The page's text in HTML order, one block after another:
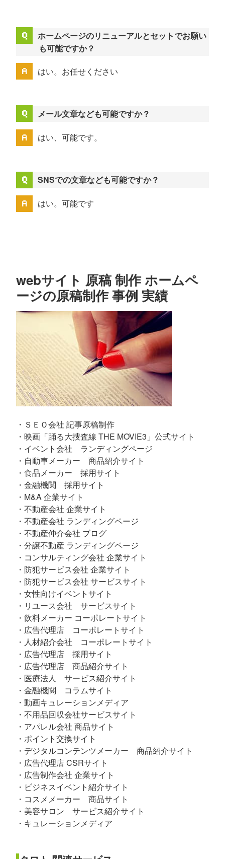
ホームページのリニューアルとセットでお願い
も可能ですか？
はい。お任せください
メール文章なども可能ですか？
はい、可能です。
SNSでの文章なども可能ですか？
はい。可能です
webサイト 原稿 制作 ホームペ
ージの原稿制作 事例 実績
・ＳＥＯ会社 記事原稿制作
・映画「踊る大捜査線 THE MOVIE3」公式サイト
・イベント会社 ランディングページ
・自動車メーカー 商品紹介サイト
・食品メーカー 採用サイト
・金融機関 採用サイト
・M&A 企業サイト
・不動産会社 企業サイト
・不動産会社 ランディングページ
・不動産仲介会社 ブログ
・分譲不動産 ランディングページ
・コンサルティング会社 企業サイト
・防犯サービス会社 企業サイト
・防犯サービス会社 サービスサイト
・女性向けイベントサイト
・リユース会社 サービスサイト
・飲料メーカー コーポレートサイト
・広告代理店 コーポレートサイト
・人材紹介会社 コーポレートサイト
・広告代理店 採用サイト
・広告代理店 商品紹介サイト
・医療法人 サービス紹介サイト
・金融機関 コラムサイト
・動画キュレーションメディア
・不用品回収会社サービスサイト
・アパレル会社 商品サイト
・ポイント交換サイト
・デジタルコンテンツメーカー 商品紹介サイト
・広告代理店 CSRサイト
・広告制作会社 企業サイト
・ビジネスイベント紹介サイト
・コスメメーカー 商品サイト
・美容サロン サービス紹介サイト
・キュレーションメディア